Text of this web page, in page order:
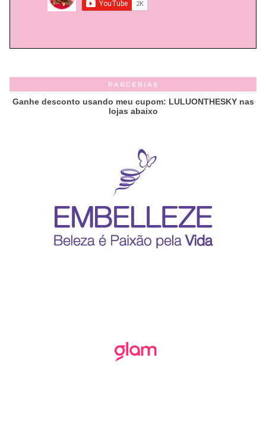
PARCERIAS
Ganhe desconto usando meu cupom: LULUONTHESKY nas
lojas abaixo